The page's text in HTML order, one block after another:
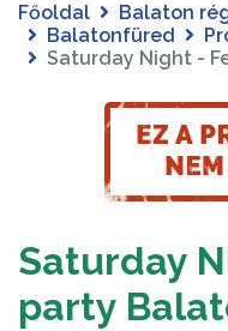
Főoldal Balaton
Balatonfüred
Saturday Night -
Saturday
party